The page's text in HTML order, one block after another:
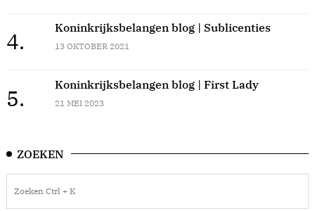
4.
Koninkrijksbelangen blog | Sublicenties
13 OKTOBER 2021
5.
Koninkrijksbelangen blog | First Lady
21 MEI 2023
ZOEKEN